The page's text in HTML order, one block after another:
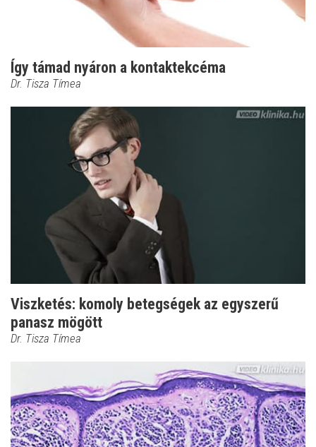
Így támad nyáron a kontaktekcéma
Dr. Tisza Tímea
Viszketés: komoly betegségek az egyszerű
panasz mögött
Dr. Tisza Tímea